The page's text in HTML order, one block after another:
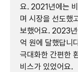
요. 2021년에는
며 시장을 선도했
보했어요. 2023
억 원에 달했답니
극대화한 간편한
비스가 있었어요.